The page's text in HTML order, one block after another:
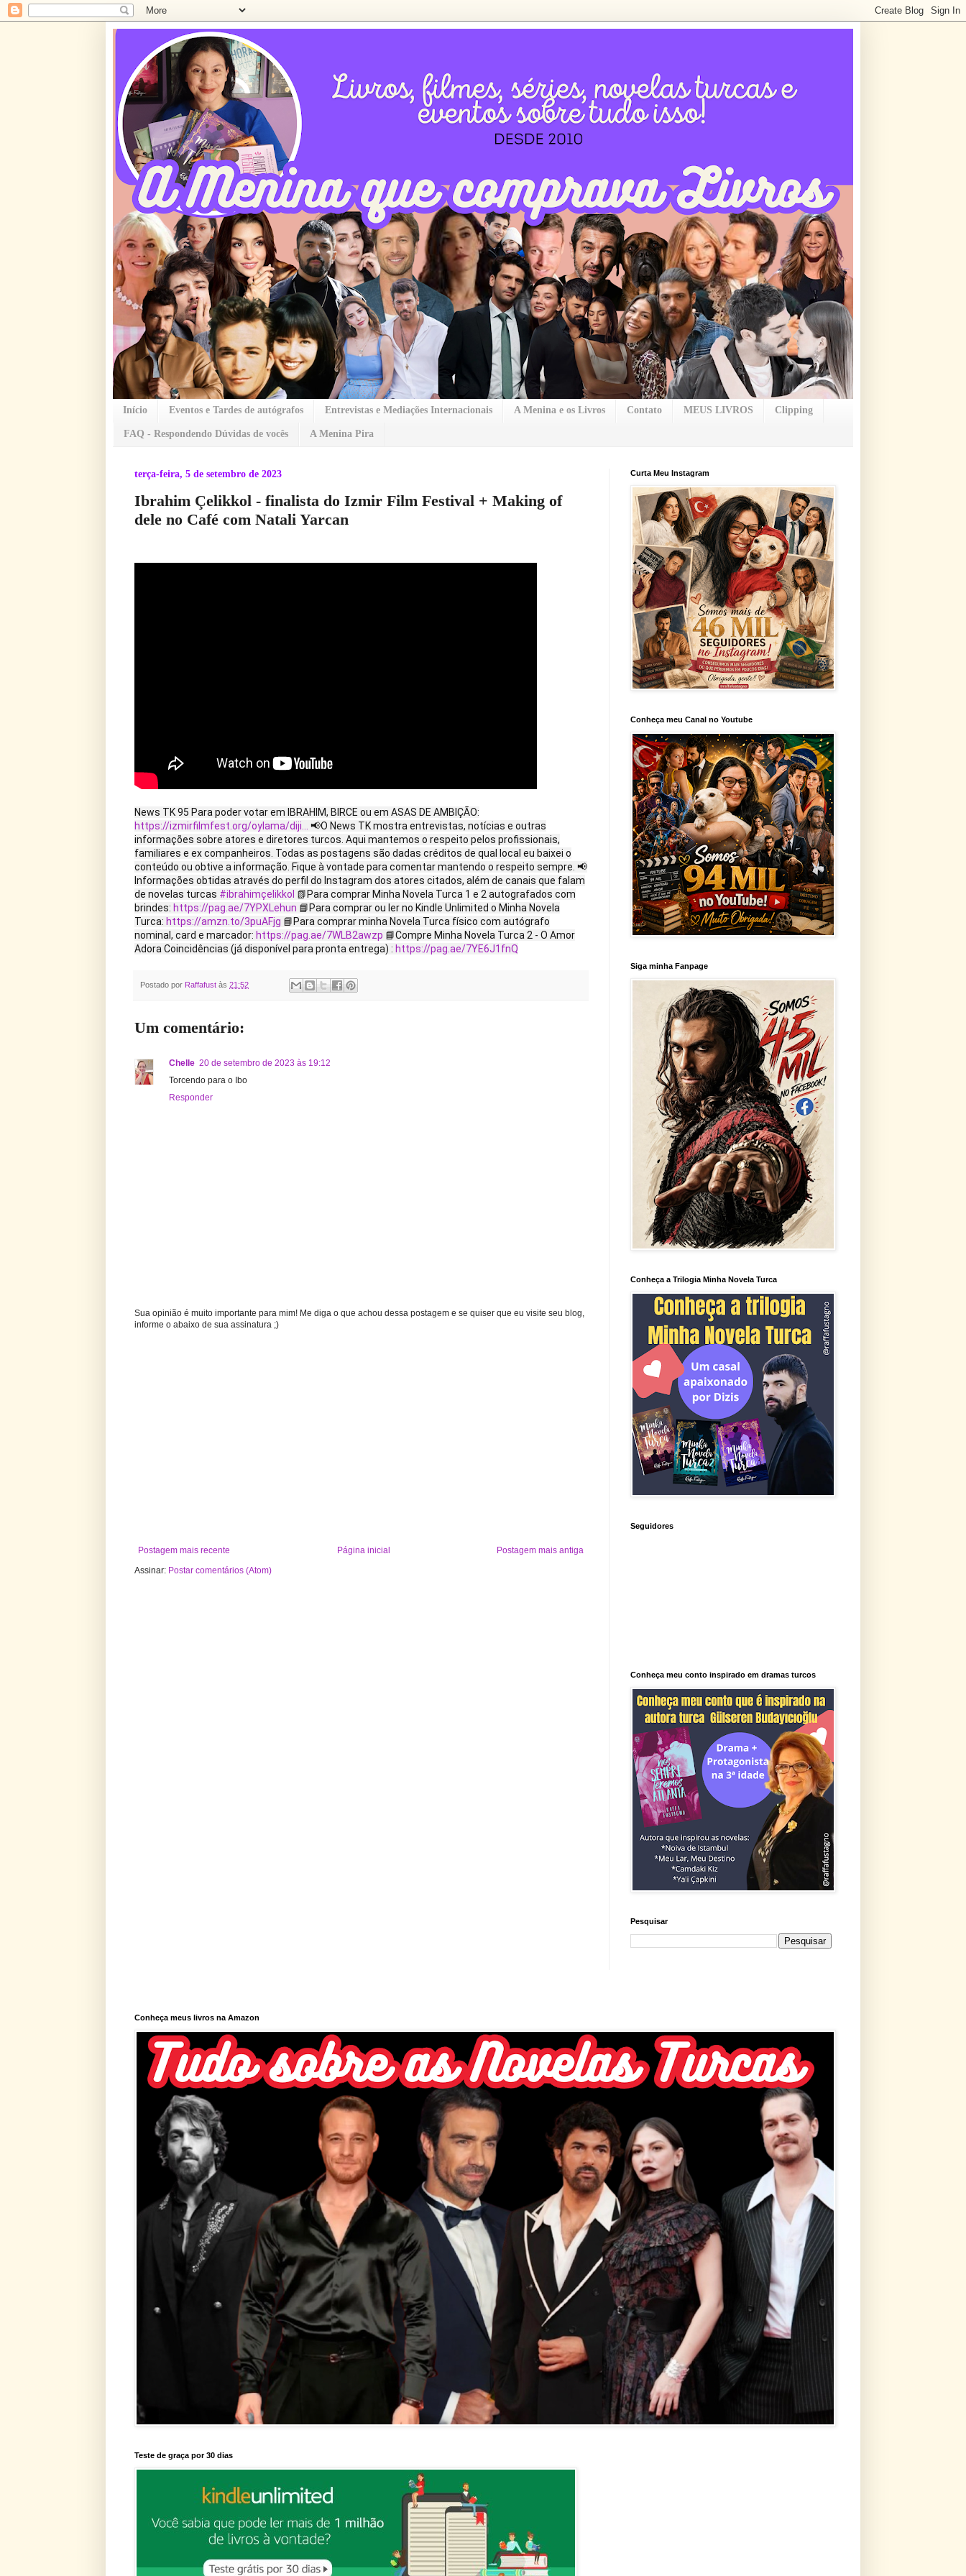
Início Eventos e Tardes de autógrafos Entrevistas e Mediações Internacionais A Menina e os Livros Contato MEUS LIVROS Clipping
FAQ - Respondendo Dúvidas de vocês A Menina Pira
terça-feira, 5 de setembro de 2023
Ibrahim Çelikkol - finalista do Izmir Film Festival + Making of
dele no Café com Natali Yarcan
News TK 95 Para poder votar em IBRAHIM, BIRCE ou em ASAS DE AMBIÇÃO:
https://izmirfilmfest.org/oylama/diji... 📢O News TK mostra entrevistas, notícias e outras
informações sobre atores e diretores turcos. Aqui mantemos o respeito pelos profissionais,
familiares e ex companheiros. Todas as postagens são dadas créditos de qual local eu baixei o
conteúdo ou obtive a informação. Fique à vontade para comentar mantendo o respeito sempre. 📢
Informações obtidas através do perfil do Instagram dos atores citados, além de canais que falam
de novelas turcas #ibrahimçelikkol 📗Para comprar Minha Novela Turca 1 e 2 autografados com
brindes: https://pag.ae/7YPXLehun 📘Para comprar ou ler no Kindle Unlimited o Minha Novela
Turca: https://amzn.to/3puAFjg 📘Para comprar minha Novela Turca físico com autógrafo
nominal, card e marcador: https://pag.ae/7WLB2awzp 📘Compre Minha Novela Turca 2 - O Amor
Adora Coincidências (já disponível para pronta entrega) : https://pag.ae/7YE6J1fnQ
Postado por Raffafust às 21:52
Um comentário:
Chelle 20 de setembro de 2023 às 19:12
Torcendo para o Ibo
Responder
Sua opinião é muito importante para mim! Me diga o que achou dessa postagem e se quiser que eu visite seu blog,
informe o abaixo de sua assinatura ;)
Postagem mais recente Postagem mais antiga
Página inicial
Assinar: Postar comentários (Atom)
Curta Meu Instagram
Conheça meu Canal no Youtube
Siga minha Fanpage
Conheça a Trilogia Minha Novela Turca
Seguidores
Conheça meu conto inspirado em dramas turcos
Pesquisar
Conheça meus livros na Amazon
Teste de graça por 30 dias